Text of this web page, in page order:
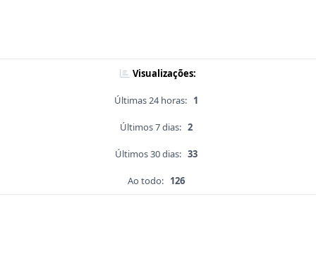
Visualizações:
Últimas 24 horas: 1
Últimos 7 dias: 2
Últimos 30 dias: 33
Ao todo: 126